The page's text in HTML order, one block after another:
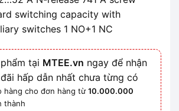
switching capacity with
switches 1 NO+1 NC
tại MTEE.vn ngay để nhận
hấp dẫn nhất chưa từng có
hàng cho đơn hàng từ10.000.000
thành